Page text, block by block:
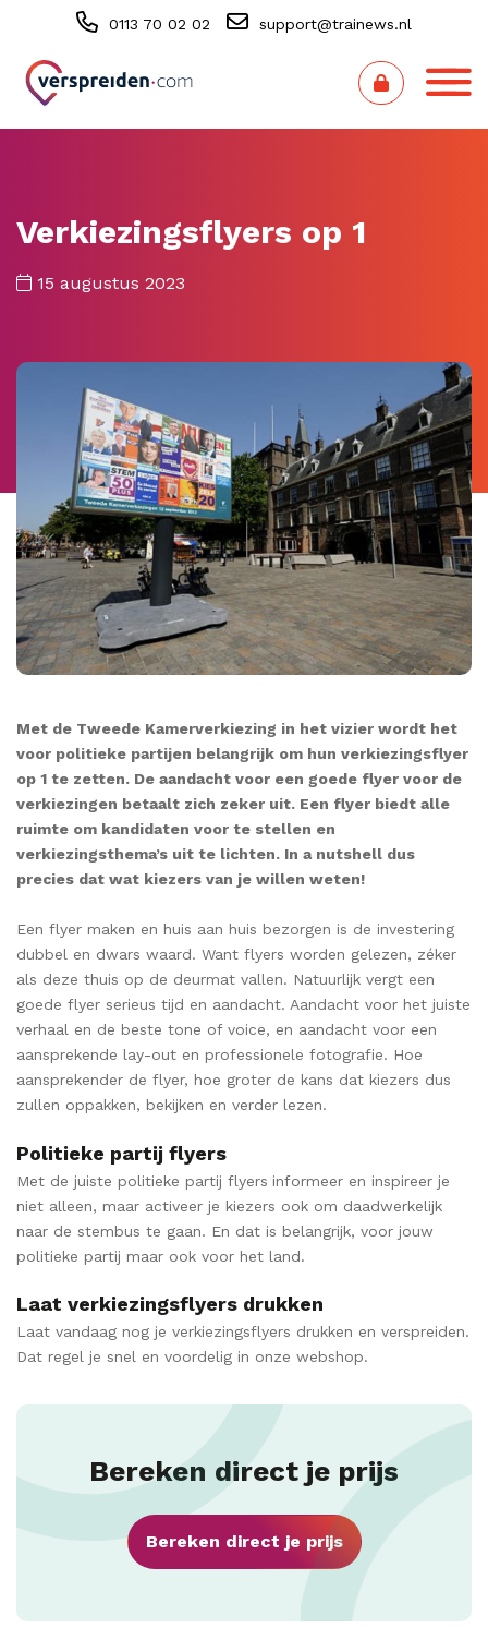
0113 70 02 02 support@trainews.nl
Verkiezingsflyers op 1
15 augustus 2023
Met de Tweede Kamerverkiezing in het vizier wordt het
voor politieke partijen belangrijk om hun verkiezingsflyer
op 1 te zetten. De aandacht voor een goede flyer voor de
verkiezingen betaalt zich zeker uit. Een flyer biedt alle
ruimte om kandidaten voor te stellen en
verkiezingsthema’s uit te lichten. In a nutshell dus
precies dat wat kiezers van je willen weten!
Een flyer maken en huis aan huis bezorgen is de investering
dubbel en dwars waard. Want flyers worden gelezen, zéker
als deze thuis op de deurmat vallen. Natuurlijk vergt een
goede flyer serieus tijd en aandacht. Aandacht voor het juiste
verhaal en de beste tone of voice, en aandacht voor een
aansprekende lay-out en professionele fotografie. Hoe
aansprekender de flyer, hoe groter de kans dat kiezers dus
zullen oppakken, bekijken en verder lezen.
Politieke partij flyers
Met de juiste politieke partij flyers informeer en inspireer je
niet alleen, maar activeer je kiezers ook om daadwerkelijk
naar de stembus te gaan. En dat is belangrijk, voor jouw
politieke partij maar ook voor het land.
Laat verkiezingsflyers drukken
Laat vandaag nog je verkiezingsflyers drukken en verspreiden.
Dat regel je snel en voordelig in onze webshop.
Bereken direct je prijs
Bereken direct je prijs